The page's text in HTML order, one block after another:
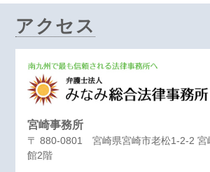
アクセス
宮崎事務所
〒 880-0801 宮崎県宮崎市老松1-2-2 宮
館2階